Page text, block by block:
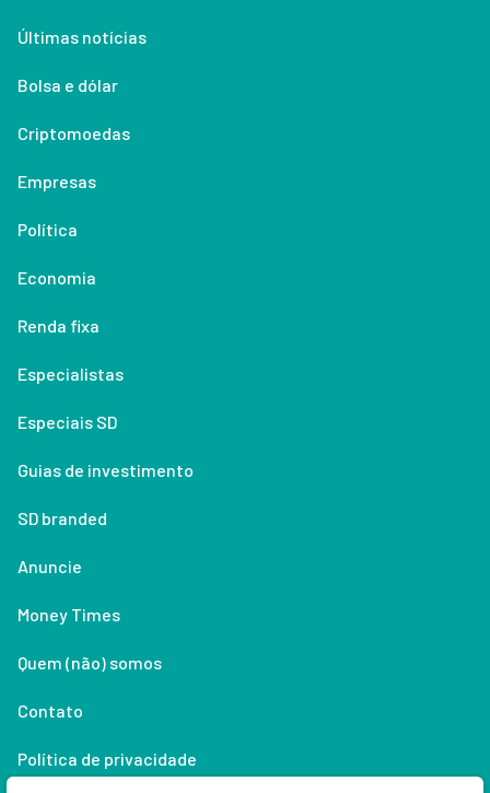
Últimas notícias
Bolsa e dólar
Criptomoedas
Empresas
Política
Economia
Renda fixa
Especialistas
Especiais SD
Guias de investimento
SD branded
Anuncie
Money Times
Quem (não) somos
Contato
Política de privacidade